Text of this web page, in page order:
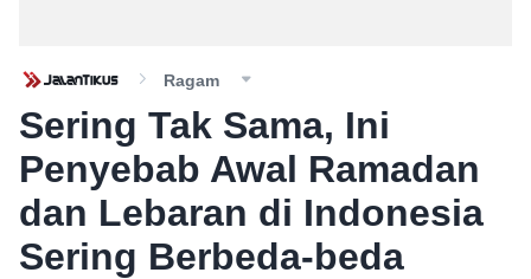
Ragam
Sering Tak Sama, Ini
Penyebab Awal Ramadan
dan Lebaran di Indonesia
Sering Berbeda-beda